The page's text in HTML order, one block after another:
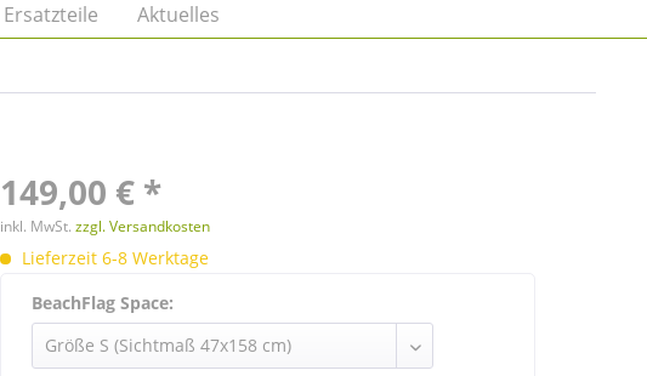
Ersatzteile Aktuelles
149,00 € *
inkl. MwSt.zzgl. Versandkosten
Lieferzeit 6-8 Werktage
BeachFlag Space: